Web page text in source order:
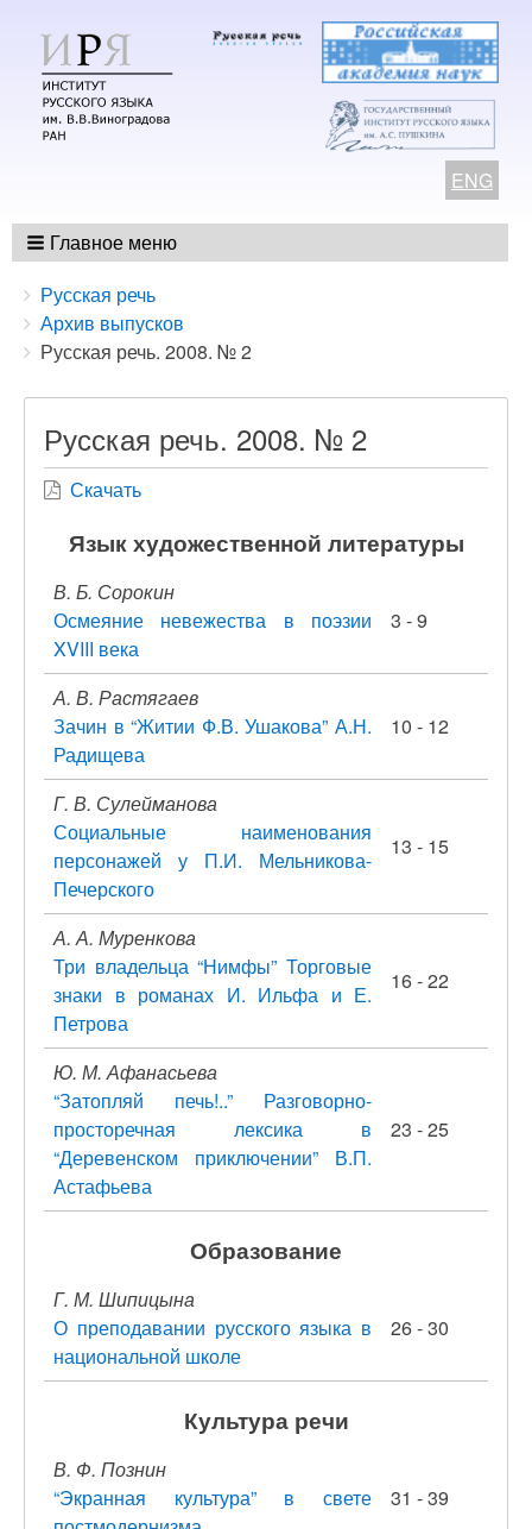
ENG
Главное меню
Breadcrumbs
You
are
here:
Русская речь
Архив выпусков
Русская речь. 2008. № 2
Русская речь. 2008. № 2
Скачать
Язык художественной литературы
В. Б. Сорокин
Осмеяние невежества в поэзии
XVIII века
3 - 9
А. В. Растягаев
Зачин в “Житии Ф.В. Ушакова” А.Н.
Радищева
10 - 12
Г. В. Сулейманова
Социальные наименования
персонажей у П.И. Мельникова-
Печерского
13 - 15
А. А. Муренкова
Три владельца “Нимфы” Торговые
знаки в романах И. Ильфа и Е.
Петрова
16 - 22
Ю. М. Афанасьева
“Затопляй печь!..” Разговорно-
просторечная лексика в
“Деревенском приключении” В.П.
Астафьева
23 - 25
Образование
Г. М. Шипицына
О преподавании русского языка в
национальной школе
26 - 30
Культура речи
В. Ф. Познин
“Экранная культура” в свете
31 - 39